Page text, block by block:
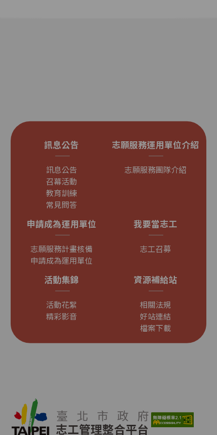
訊息公告
訊息公告
召幕活動
教育訓練
常見問答
志願服務運用單位介紹
志願服務團隊介紹
申請成為運用單位
志願服務計畫核備
申請成為運用單位
我要當志工
志工召募
活動集錦
活動花絮
精彩影音
資源補給站
相關法規
好站連結
檔案下載